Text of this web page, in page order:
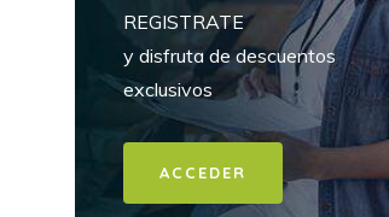
REGISTRATE
y disfruta de descuentos
exclusivos
ACCEDER